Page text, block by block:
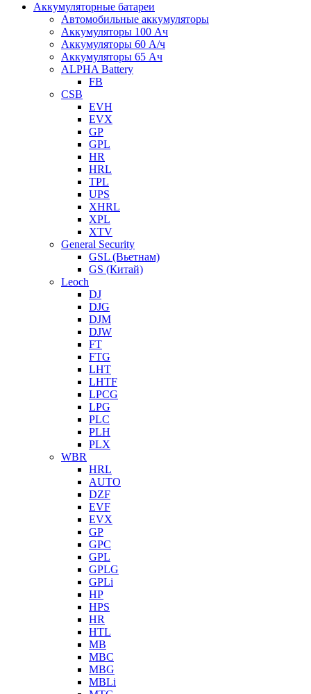
Аккумуляторные батареи
Автомобильные аккумуляторы
Аккумуляторы 100 Ач
Аккумуляторы 60 А/ч
Аккумуляторы 65 Ач
ALPHA Battery
FB
CSB
EVH
EVX
GP
GPL
HR
HRL
TPL
UPS
XHRL
XPL
XTV
General Security
GSL (Вьетнам)
GS (Китай)
Leoch
DJ
DJG
DJM
DJW
FT
FTG
LHT
LHTF
LPCG
LPG
PLC
PLH
PLX
WBR
HRL
AUTO
DZF
EVF
EVX
GP
GPC
GPL
GPLG
GPLi
HP
HPS
HR
HTL
MB
MBC
MBG
MBLi